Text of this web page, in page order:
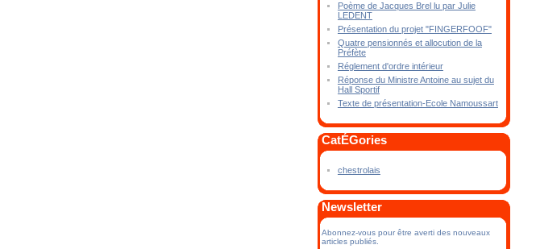
Poème de Jacques Brel lu par Julie
LEDENT
Présentation du projet "FINGERFOOF"
Quatre pensionnés et allocution de la
Préfète
Réglement d'ordre intérieur
Réponse du Ministre Antoine au sujet du
Hall Sportif
Texte de présentation-Ecole Namoussart
CatÉGories
chestrolais
Newsletter
Abonnez-vous pour être averti des nouveaux
articles publiés.